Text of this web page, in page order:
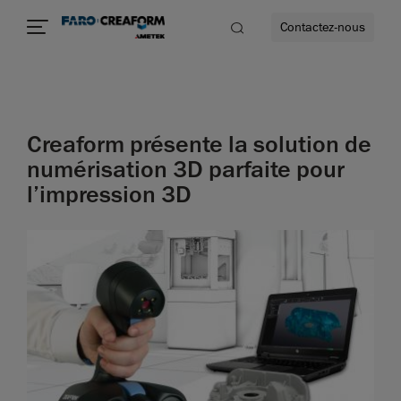
encore
Contactez-nous
Creaform présente la solution de
numérisation 3D parfaite pour
l’impression 3D